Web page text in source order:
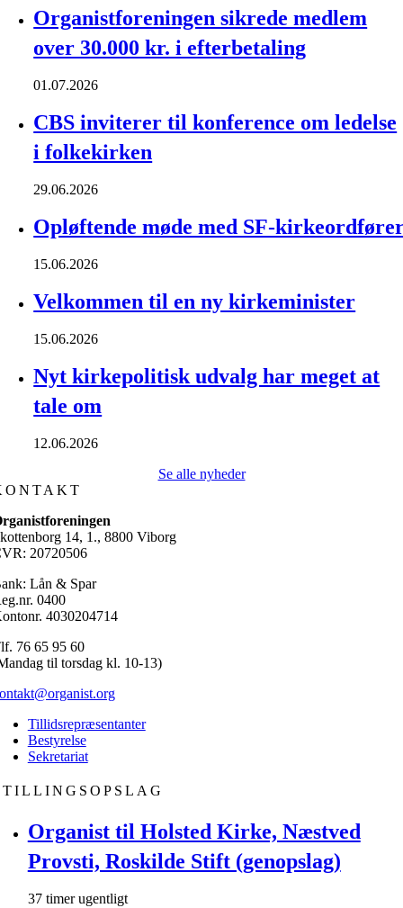
Organistforeningen sikrede medlem
over 30.000 kr. i efterbetaling
01.07.2026
CBS inviterer til konference om ledelse
i folkekirken
29.06.2026
Opløftende møde med SF-
15.06.2026
Velkommen til en ny kirkeminister
15.06.2026
Nyt kirkepolitisk udvalg har meget at
tale om
12.06.2026
Se alle nyheder
14, 1., 8800 Viborg
20720506
Lån & Spar
0400
4030204714
76 65 95 60
til torsdag kl. 10-13)
Tillidsrepræsentanter
Bestyrelse
Sekretariat
Organist til Holsted Kirke, Næstved
Provsti, Roskilde Stift (genopslag)
37 timer ugentligt